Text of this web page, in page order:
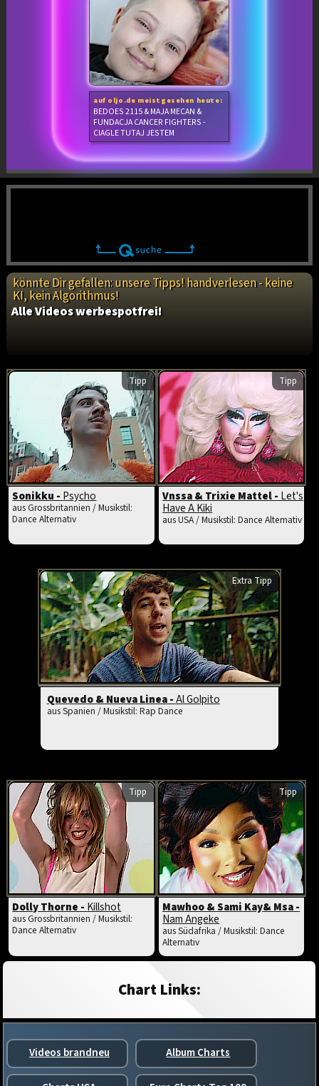
auf oljo.de meistgesehen heute:
BEDOES 2115 & MAJA MECAN &
FUNDACJA CANCER FIGHTERS -
CIAGLE TUTAJ JESTEM
könnte Dir gefallen: unsere Tipps! handverlesen - keine
KI, kein Algorithmus!
Alle Videos werbespotfrei!
Tipp
Sonikku - Psycho
aus Grossbritannien / Musikstil:
Dance Alternativ
Tipp
Vnssa & Trixie Mattel - Let's
Have A Kiki
aus USA / Musikstil: Dance Alternativ
Extra Tipp
Quevedo & Nueva Linea -Al Golpito
aus Spanien / Musikstil: Rap Dance
Tipp
Dolly Thorne -Killshot
aus Grossbritannien / Musikstil:
Dance Alternativ
Tipp
Mawhoo & Sami Kay& Msa -
Nam Angeke
aus Südafrika / Musikstil: Dance
Alternativ
Chart Links:
Videos brandneu Album Charts